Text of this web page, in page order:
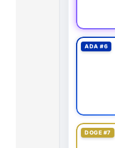
ADA #6
DOGE #7